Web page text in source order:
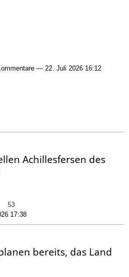
— 22. Juli 2026 16:12
Achillesfersen des
53
17:38
bereits, das Land